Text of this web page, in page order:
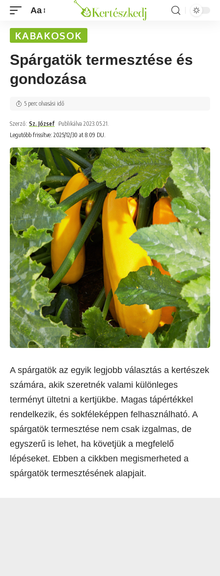
Aa
KABAKOSOK
Spárgatök termesztése és
gondozása
Legutóbb frissítve: 2025/12/30 at 8:09 DU.
Szerző: Sz. József Publikálva 2023.05.21.
5 perc olvasási idő
A spárgatök az egyik legjobb választás a kertészek
számára, akik szeretnék valami különleges
terményt ültetni a kertjükbe. Magas tápértékkel
rendelkezik, és sokféleképpen felhasználható. A
spárgatök termesztése nem csak izgalmas, de
egyszerű is lehet, ha követjük a megfelelő
lépéseket. Ebben a cikkben megismerheted a
spárgatök termesztésének alapjait.